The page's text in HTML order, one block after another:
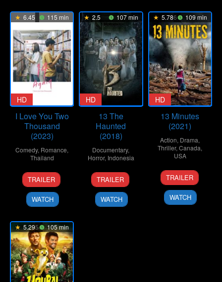
6.45 115 min
HD
I Love You Two
Thousand
(2023)
Comedy, Romance,
Thailand
12
Oct
2023
Nareubadee
Wetchakam
TRAILER
WATCH
2.5 107 min
HD
13 The
Haunted
(2018)
Documentary,
Horror, Indonesia
26
Jul
2018
Muhammad
Rusni
TRAILER
WATCH
5.786 109 min
HD
13 Minutes
(2021)
Action, Drama,
Thriller,Canada,
USA
29
Oct
2021
Lindsay
Gossling
TRAILER
WATCH
5.295 105 min